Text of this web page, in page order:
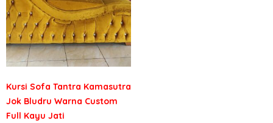
Kursi Sofa Tantra Kamasutra
Jok Bludru Warna Custom
Full Kayu Jati